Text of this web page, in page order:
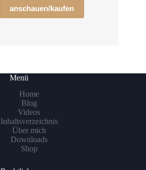
anschauen/kaufen
Menü
Home
Blog
Videos
Inhaltsverzeichnis
Über mich
Downloads
Shop